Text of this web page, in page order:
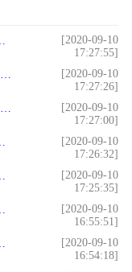
[2020-09-10
17:27:55]
[2020-09-10
17:27:26]
[2020-09-10
17:27:00]
[2020-09-10
17:26:32]
[2020-09-10
17:25:35]
[2020-09-10
16:55:51]
[2020-09-10
16:54:18]